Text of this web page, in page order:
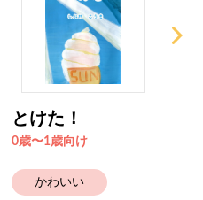
とけた！
0歳〜1歳向け
かわいい